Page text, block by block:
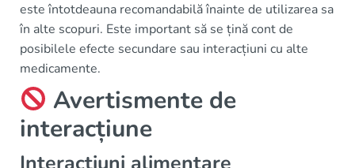
este întotdeauna recomandabilă înainte de utilizarea sa
în alte scopuri. Este important să se țină cont de
posibilele efecte secundare sau interacțiuni cu alte
medicamente.
Avertismente de
interacțiune